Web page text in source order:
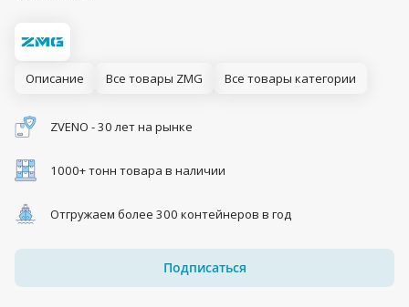
Описание Все товары ZMG Все товары категории
ZVENO - 30 лет на рынке
1000+ тонн товара в наличии
Отгружаем более 300 контейнеров в год
Подписаться